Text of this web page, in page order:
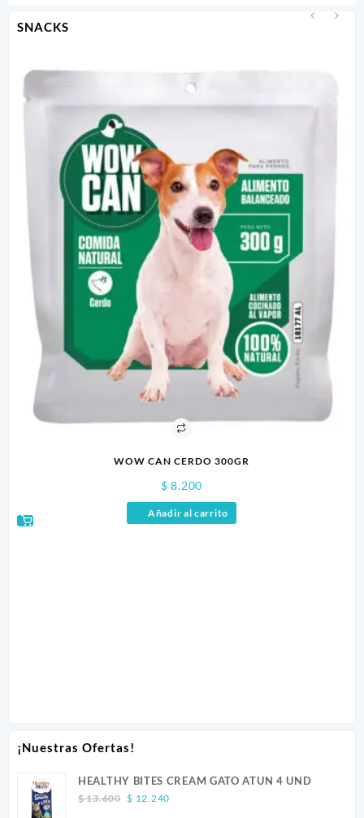
SNACKS
WOW CAN CERDO 300GR
$ 8.200
Añadir al carrito
¡Nuestras Ofertas!
HEALTHY BITES CREAM GATO ATUN 4 UND
$13.600 Original
$ 12.240Current